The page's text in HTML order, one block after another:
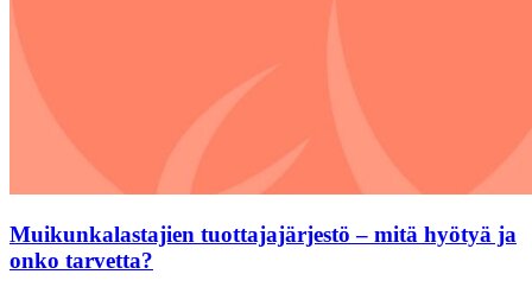
Muikunkalastajien tuottajajärjestö – mitä hyötyä ja
onko tarvetta?